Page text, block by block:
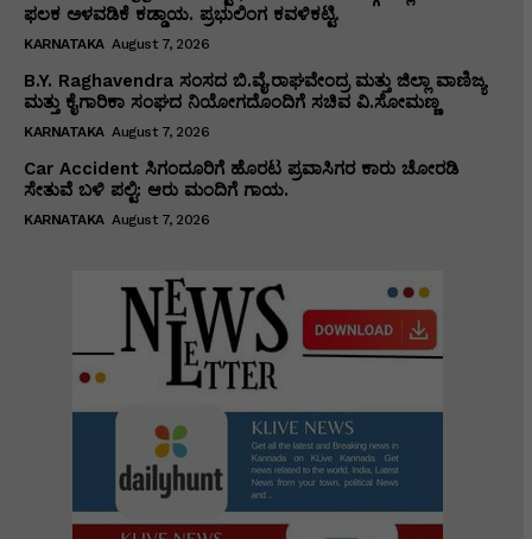
ಫಲಕ ಅಳವಡಿಕೆ ಕಡ್ಡಾಯ. ಪ್ರಭುಲಿಂಗ ಕವಳಿಕಟ್ಟಿ.
KARNATAKA August 7, 2026
B.Y. Raghavendra ಸಂಸದ ಬಿ.ವೈ.ರಾಘವೇಂದ್ರ ಮತ್ತು ಜಿಲ್ಲಾ ವಾಣಿಜ್ಯ
ಮತ್ತು ಕೈಗಾರಿಕಾ ಸಂಘದ ನಿಯೋಗದೊಂದಿಗೆ ಸಚಿವ ವಿ‌.ಸೋಮಣ್ಣ
KARNATAKA August 7, 2026
Car Accident ಸಿಗಂದೂರಿಗೆ ಹೊರಟ ಪ್ರವಾಸಿಗರ ಕಾರು ಚೋರಡಿ
ಸೇತುವೆ ಬಳಿ ಪಲ್ಟಿ: ಆರು ಮಂದಿಗೆ ಗಾಯ.
KARNATAKA August 7, 2026